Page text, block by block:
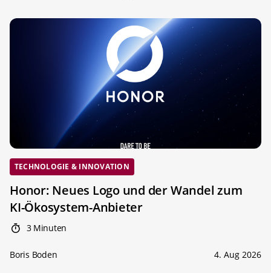
TECHNOLOGIE & INNOVATION
Honor: Neues Logo und der Wandel zum
KI-Ökosystem-Anbieter
3 Minuten
Boris Boden 4. Aug 2026